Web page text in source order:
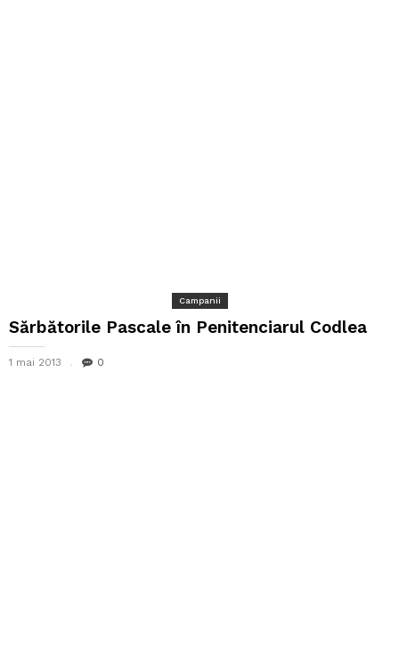
Campanii
Sărbătorile Pascale în Penitenciarul Codlea
1 mai 2013 0